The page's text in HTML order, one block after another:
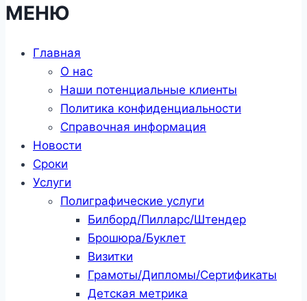
МЕНЮ
Главная
О нас
Наши потенциальные клиенты
Политика конфиденциальности
Справочная информация
Новости
Сроки
Услуги
Полиграфические услуги
Билборд/Пилларс/Штендер
Брошюра/Буклет
Визитки
Грамоты/Дипломы/Сертификаты
Детская метрика